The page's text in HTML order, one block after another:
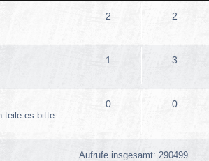
2 2
1 3
teile es bitte
0 0
Aufrufe insgesamt: 290499